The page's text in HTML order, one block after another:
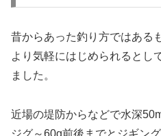
昔からあった釣り方ではある
より気軽にはじめられるとし
ました。
近場の堤防からなどで水深